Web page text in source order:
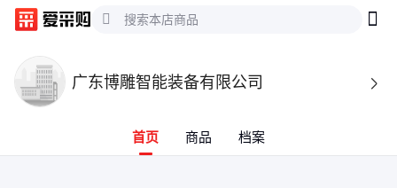
广东博雕智能装备有限公司 
首页 商品 档案